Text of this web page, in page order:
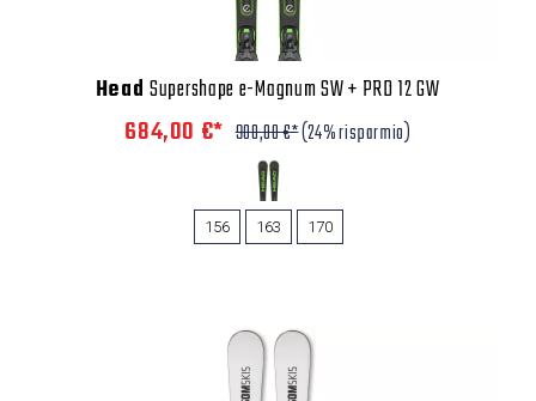
Head Supershape e-Magnum SW + PRD 12 GW
684,00 €* 900,00 €*(24% risparmio)
156 163 170